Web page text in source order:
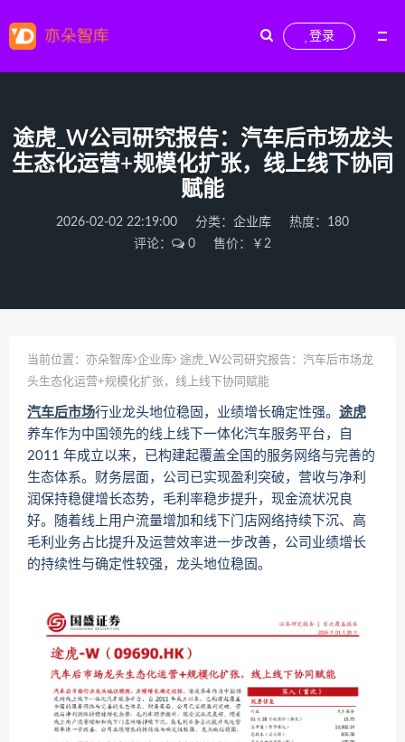
登录
途虎_W公司研究报告：汽车后市场龙头
生态化运营+规模化扩张，线上线下协同
赋能
2026-02-02 22:19:00 分类： 企业库
热度：180
评论：
0 售价：￥2
当前位置： 亦朵智库 企业库
途虎_W公司研究报告：汽车后市场龙
头生态化运营+规模化扩张，线上线下协同赋能
汽车后市场行业龙头地位稳固，业绩增长确定性强。 途虎
养车作为中国领先的线上线下一体化汽车服务平台，自
2011 年成立以来，已构建起覆盖全国的服务网络与完善的
生态体系。财务层面，公司已实现盈利突破，营收与净利
润保持稳健增长态势，毛利率稳步提升，现金流状况良
好。随着线上用户流量增加和线下门店网络持续下沉、高
毛利业务占比提升及运营效率进一步改善，公司业绩增长
的持续性与确定性较强，龙头地位稳固。